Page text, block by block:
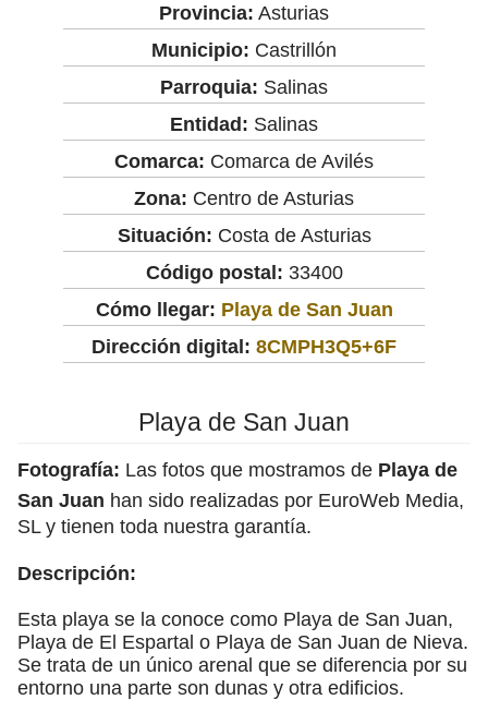
Provincia: Asturias
Municipio: Castrillón
Parroquia: Salinas
Entidad: Salinas
Comarca: Comarca de Avilés
Zona: Centro de Asturias
Situación: Costa de Asturias
Código postal: 33400
Cómo llegar: Playa de San Juan
Dirección digital: 8CMPH3Q5+6F
Playa de San Juan
Fotografía: Las fotos que mostramos de Playa de
San Juan han sido realizadas por EuroWeb Media,
SL y tienen toda nuestra garantía.
Descripción:
Esta playa se la conoce como Playa de San Juan,
Playa de El Espartal o Playa de San Juan de Nieva.
Se trata de un único arenal que se diferencia por su
entorno una parte son dunas y otra edificios.